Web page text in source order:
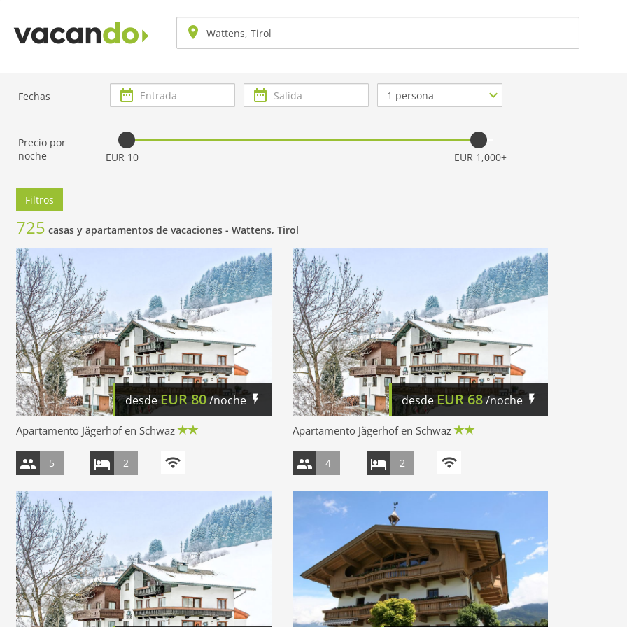
Fechas
Entrada Salida
de
Precio por
noche
EUR 10 EUR 1,000+
Filtros
725 casas y apartamentos de vacaciones - Wattens, Tirol
desdeEUR80/noche
Apartamento Jägerhof en Schwaz
5 2
desdeEUR68/noche
Apartamento Jägerhof en Schwaz
4 2